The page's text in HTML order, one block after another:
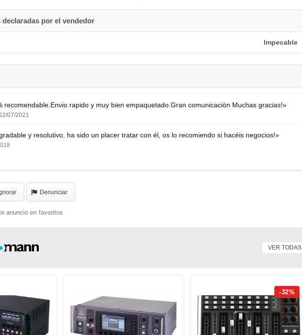
por el vendedor
Impecable
recomendable.Envio rapido y muy bien empaquetado.Gran comunicaciòn Muchas gracias!»
07/2021
y resolutivo, ha sido un placer tratar con él, os lo recomiendo si hacéis negocios!»
Denunciar
anuncio en favoritos
VER TODAS
-32%